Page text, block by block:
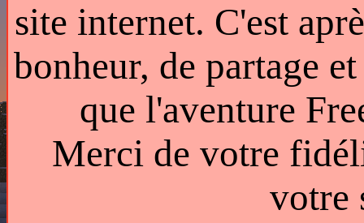
site internet. C'est
bonheur, de partage
que l'aventure
Merci de votre
votre